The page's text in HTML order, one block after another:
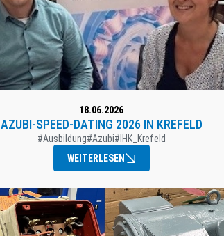
18.06.2026
AZUBI-SPEED-DATING 2026 IN KREFELD
#Ausbildung#Azubi#IHK_Krefeld
WEITERLESEN